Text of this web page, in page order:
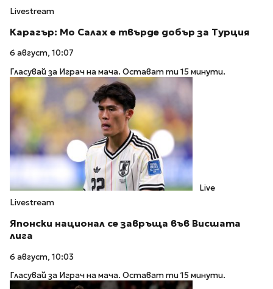
Livestream
Карагър: Мо Салах е твърде добър за Турция
6 август, 10:07
Гласувай за Играч на мача. Остават ти 15 минути.
Live
Livestream
Японски национал се завръща във Висшата
лига
6 август, 10:03
Гласувай за Играч на мача. Остават ти 15 минути.